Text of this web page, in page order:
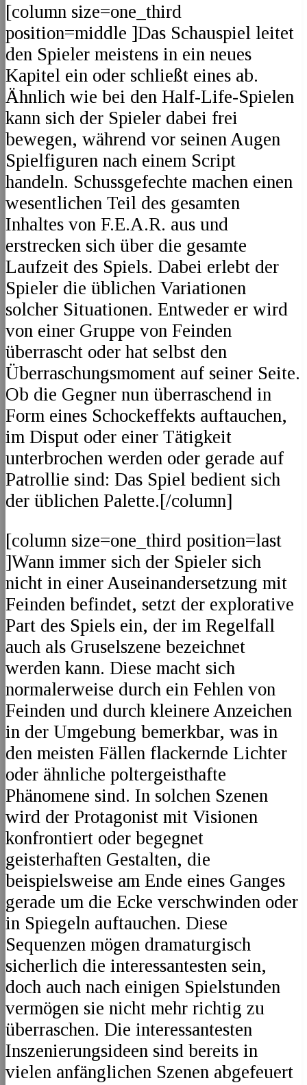
[column size=one_third
position=middle ]Das Schauspiel leitet
den Spieler meistens in ein neues
Kapitel ein oder schließt eines ab.
Ähnlich wie bei den Half-Life-Spielen
kann sich der Spieler dabei frei
bewegen, während vor seinen Augen
Spielfiguren nach einem Script
handeln. Schussgefechte machen einen
wesentlichen Teil des gesamten
Inhaltes von F.E.A.R. aus und
erstrecken sich über die gesamte
Laufzeit des Spiels. Dabei erlebt der
Spieler die üblichen Variationen
solcher Situationen. Entweder er wird
von einer Gruppe von Feinden
überrascht oder hat selbst den
Überraschungsmoment auf seiner Seite.
Ob die Gegner nun überraschend in
Form eines Schockeffekts auftauchen,
im Disput oder einer Tätigkeit
unterbrochen werden oder gerade auf
Patrollie sind: Das Spiel bedient sich
der üblichen Palette.[/column]
[column size=one_third position=last
]Wann immer sich der Spieler sich
nicht in einer Auseinandersetzung mit
Feinden befindet, setzt der explorative
Part des Spiels ein, der im Regelfall
auch als Gruselszene bezeichnet
werden kann. Diese macht sich
normalerweise durch ein Fehlen von
Feinden und durch kleinere Anzeichen
in der Umgebung bemerkbar, was in
den meisten Fällen flackernde Lichter
oder ähnliche poltergeisthafte
Phänomene sind. In solchen Szenen
wird der Protagonist mit Visionen
konfrontiert oder begegnet
geisterhaften Gestalten, die
beispielsweise am Ende eines Ganges
gerade um die Ecke verschwinden oder
in Spiegeln auftauchen. Diese
Sequenzen mögen dramaturgisch
sicherlich die interessantesten sein,
doch auch nach einigen Spielstunden
vermögen sie nicht mehr richtig zu
überraschen. Die interessantesten
Inszenierungsideen sind bereits in
vielen anfänglichen Szenen abgefeuert